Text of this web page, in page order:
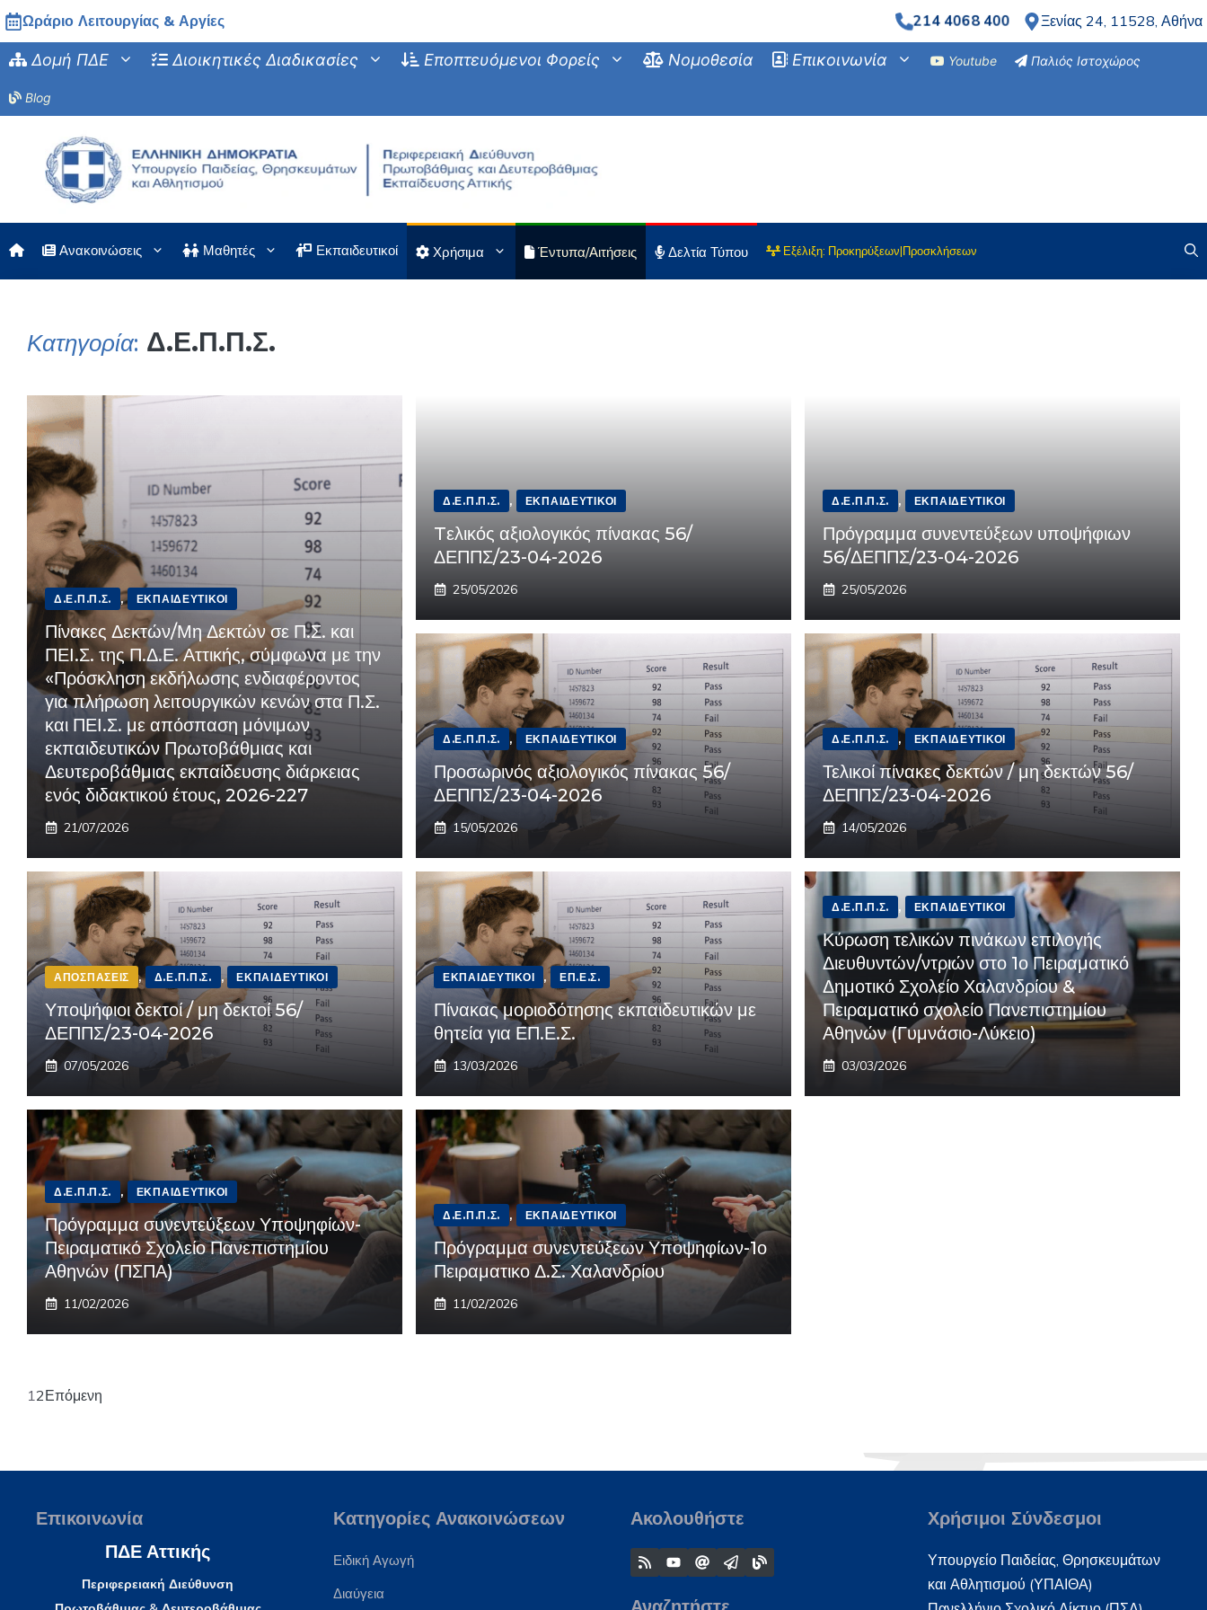
Μετάβαση
σε
περιεχόμενο
Ωράριο Λειτουργίας & Αργίες 214 4068 400 Ξενίας 24, 11528, Αθήνα
Δομή ΠΔΕ Διοικητικές Διαδικασίες Εποπτευόμενοι Φορείς Νομοθεσία Επικοινωνία Youtube Παλιός Ιστοχώρος
Blog
Ανακοινώσεις Μαθητές Εκπαιδευτικοί Χρήσιμα Έντυπα/Αιτήσεις Δελτία Τύπου Εξέλιξη: Προκηρύξεων|Προσκλήσεων
Κατηγορία: Δ.Ε.Π.Π.Σ.
Δ.Ε.Π.Π.Σ. , ΕΚΠΑΙΔΕΥΤΙΚΟΊ
Πίνακες Δεκτών/Μη Δεκτών σε Π.Σ. και
ΠΕΙ.Σ. της Π.Δ.Ε. Αττικής, σύμφωνα με την
«Πρόσκληση εκδήλωσης ενδιαφέροντος
για πλήρωση λειτουργικών κενών στα Π.Σ.
και ΠΕΙ.Σ. με απόσπαση μόνιμων
εκπαιδευτικών Πρωτοβάθμιας και
Δευτεροβάθμιας εκπαίδευσης διάρκειας
ενός διδακτικού έτους, 2026-227
21/07/2026
Δ.Ε.Π.Π.Σ. , ΕΚΠΑΙΔΕΥΤΙΚΟΊ
Tελικός αξιολογικός πίνακας 56/
ΔΕΠΠΣ/23-04-2026
25/05/2026
Δ.Ε.Π.Π.Σ. , ΕΚΠΑΙΔΕΥΤΙΚΟΊ
Πρόγραμμα συνεντεύξεων υποψήφιων
56/ΔΕΠΠΣ/23-04-2026
25/05/2026
Δ.Ε.Π.Π.Σ. , ΕΚΠΑΙΔΕΥΤΙΚΟΊ
Προσωρινός αξιολογικός πίνακας 56/
ΔΕΠΠΣ/23-04-2026
15/05/2026
Δ.Ε.Π.Π.Σ. , ΕΚΠΑΙΔΕΥΤΙΚΟΊ
Τελικοί πίνακες δεκτών / μη δεκτών 56/
ΔΕΠΠΣ/23-04-2026
14/05/2026
ΑΠΟΣΠΆΣΕΙΣ , Δ.Ε.Π.Π.Σ. , ΕΚΠΑΙΔΕΥΤΙΚΟΊ
Υποψήφιοι δεκτοί / μη δεκτοί 56/
ΔΕΠΠΣ/23-04-2026
07/05/2026
ΕΚΠΑΙΔΕΥΤΙΚΟΊ , ΕΠ.Ε.Σ.
Πίνακας μοριοδότησης εκπαιδευτικών με
θητεία για ΕΠ.Ε.Σ.
13/03/2026
Δ.Ε.Π.Π.Σ. , ΕΚΠΑΙΔΕΥΤΙΚΟΊ
Κύρωση τελικών πινάκων επιλογής
Διευθυντών/ντριών στο 1ο Πειραματικό
Δημοτικό Σχολείο Χαλανδρίου &
Πειραματικό σχολείο Πανεπιστημίου
Αθηνών (Γυμνάσιο-Λύκειο)
03/03/2026
Δ.Ε.Π.Π.Σ. , ΕΚΠΑΙΔΕΥΤΙΚΟΊ
Πρόγραμμα συνεντεύξεων Υποψηφίων-
Πειραματικό Σχολείο Πανεπιστημίου
Αθηνών (ΠΣΠΑ)
11/02/2026
Δ.Ε.Π.Π.Σ. , ΕΚΠΑΙΔΕΥΤΙΚΟΊ
Πρόγραμμα συνεντεύξεων Υποψηφίων-1ο
Πειραματικο Δ.Σ. Χαλανδρίου
11/02/2026
1 2Επόμενη
Επικοινωνία
ΠΔΕ Αττικής
Περιφερειακή Διεύθυνση
Κατηγορίες Ανακοινώσεων
Ειδική Αγωγή
Διαύγεια
Ακολουθήστε Χρήσιμοι Σύνδεσμοι
Υπουργείο Παιδείας, Θρησκευμάτων
και Αθλητισμού (ΥΠΑΙΘΑ)